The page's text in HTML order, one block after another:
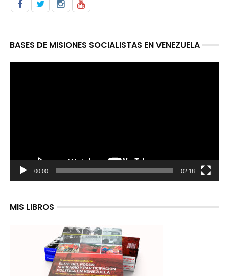
BASES DE MISIONES SOCIALISTAS EN VENEZUELA
00:00 02:18
MIS LIBROS